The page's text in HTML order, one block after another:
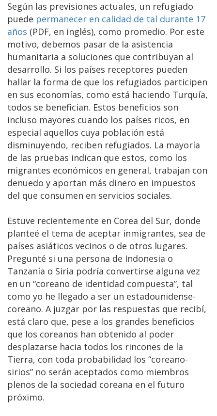
Según las previsiones actuales, un refugiado
puede permanecer en calidad de tal durante 17
años (PDF, en inglés), como promedio. Por este
motivo, debemos pasar de la asistencia
humanitaria a soluciones que contribuyan al
desarrollo. Si los países receptores pueden
hallar la forma de que los refugiados participen
en sus economías, como está haciendo Turquía,
todos se benefician. Estos beneficios son
incluso mayores cuando los países ricos, en
especial aquellos cuya población está
disminuyendo, reciben refugiados. La mayoría
de las pruebas indican que estos, como los
migrantes económicos en general, trabajan con
denuedo y aportan más dinero en impuestos
del que consumen en servicios sociales.
Estuve recientemente en Corea del Sur, donde
planteé el tema de aceptar inmigrantes, sea de
países asiáticos vecinos o de otros lugares.
Pregunté si una persona de Indonesia o
Tanzanía o Siria podría convertirse alguna vez
en un “coreano de identidad compuesta”, tal
como yo he llegado a ser un estadounidense-
coreano. A juzgar por las respuestas que recibí,
está claro que, pese a los grandes beneficios
que los coreanos han obtenido al poder
desplazarse hacia todos los rincones de la
Tierra, con toda probabilidad los “coreano-
sirios” no serán aceptados como miembros
plenos de la sociedad coreana en el futuro
próximo.